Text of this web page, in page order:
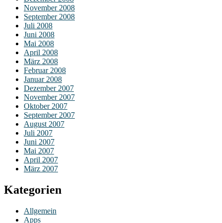
November 2008
September 2008
Juli 2008
Juni 2008
Mai 2008
April 2008
März 2008
Februar 2008
Januar 2008
Dezember 2007
November 2007
Oktober 2007
September 2007
August 2007
Juli 2007
Juni 2007
Mai 2007
April 2007
März 2007
Kategorien
Allgemein
Apps